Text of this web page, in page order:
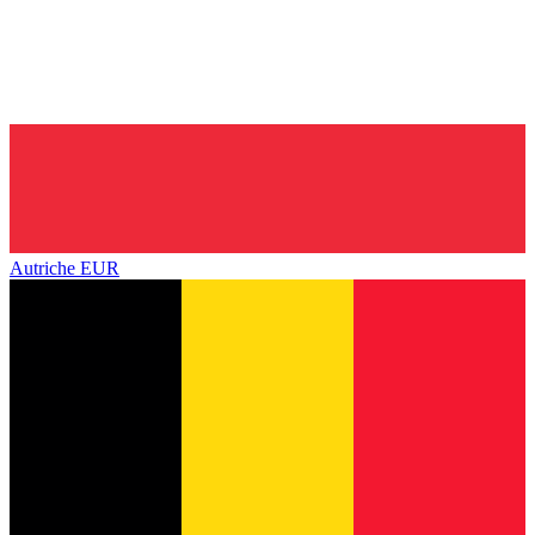
Autriche EUR